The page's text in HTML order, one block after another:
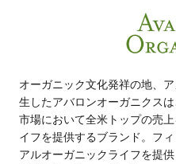
オーガニック文化発祥の地、
生したアバロンオーガニクス
市場において全米トップの売
イフを提供するブランド。フ
アルオーガニックライフを提